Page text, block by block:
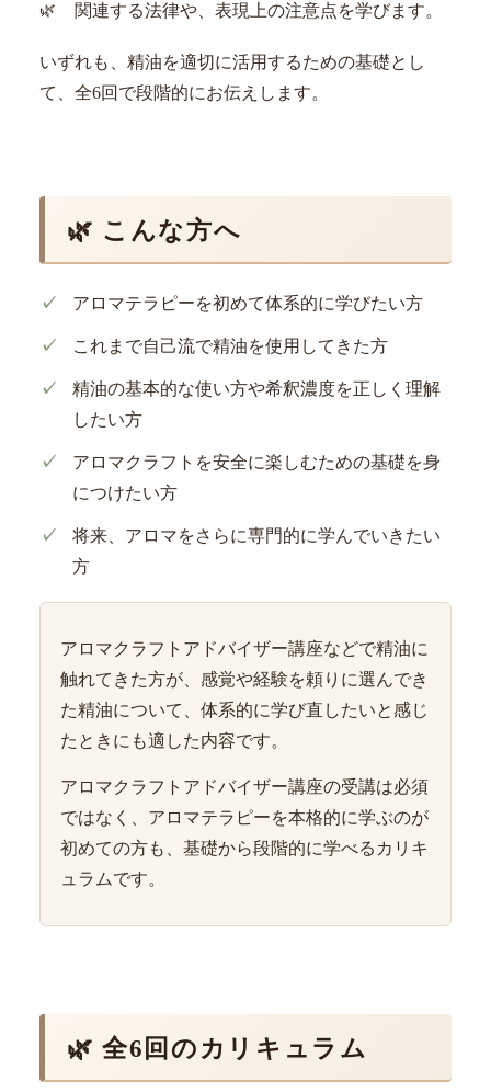
関連する法律や、表現上の注意点を学びます。
いずれも、精油を適切に活用するための基礎とし
て、全6回で段階的にお伝えします。
🌿 こんな方へ
アロマテラピーを初めて体系的に学びたい方
これまで自己流で精油を使用してきた方
精油の基本的な使い方や希釈濃度を正しく理解
したい方
アロマクラフトを安全に楽しむための基礎を身
につけたい方
将来、アロマをさらに専門的に学んでいきたい
方
アロマクラフトアドバイザー講座などで精油に
触れてきた方が、感覚や経験を頼りに選んでき
た精油について、体系的に学び直したいと感じ
たときにも適した内容です。
アロマクラフトアドバイザー講座の受講は必須
ではなく、アロマテラピーを本格的に学ぶのが
初めての方も、基礎から段階的に学べるカリキ
ュラムです。
🌿 全6回のカリキュラム